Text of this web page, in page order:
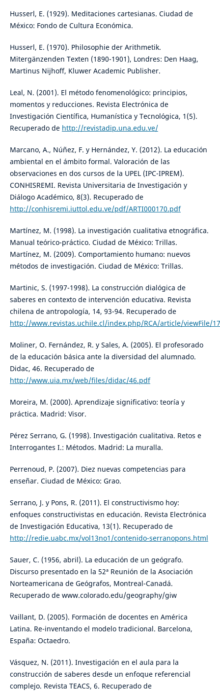
Husserl, E. (1929). Meditaciones cartesianas. Ciudad de
México: Fondo de Cultura Económica.
Husserl, E. (1970). Philosophie der Arithmetik.
Mitergänzenden Texten (1890-1901), Londres: Den Haag,
Martinus Nijhoff, Kluwer Academic Publisher.
Leal, N. (2001). El método fenomenológico: principios,
momentos y reducciones. Revista Electrónica de
Investigación Científica, Humanística y Tecnológica, 1(5).
Recuperado de http://revistadip.una.edu.ve/
Marcano, A., Núñez, F. y Hernández, Y. (2012). La educación
ambiental en el ámbito formal. Valoración de las
observaciones en dos cursos de la UPEL (IPC-IPREM).
CONHISREMI. Revista Universitaria de Investigación y
Diálogo Académico, 8(3). Recuperado de
http://conhisremi.iuttol.edu.ve/pdf/ARTI000170.pdf
Martínez, M. (1998). La investigación cualitativa etnográfica.
Manual teórico-práctico. Ciudad de México: Trillas.
Martínez, M. (2009). Comportamiento humano: nuevos
métodos de investigación. Ciudad de México: Trillas.
Martinic, S. (1997-1998). La construcción dialógica de
saberes en contexto de intervención educativa. Revista
chilena de antropología, 14, 93-94. Recuperado de
http://www.revistas.uchile.cl/index.php/RCA/article/viewFile/
Moliner, O. Fernández, R. y Sales, A. (2005). El profesorado
de la educación básica ante la diversidad del alumnado.
Didac, 46. Recuperado de
http://www.uia.mx/web/files/didac/46.pdf
Moreira, M. (2000). Aprendizaje significativo: teoría y
práctica. Madrid: Visor.
Pérez Serrano, G. (1998). Investigación cualitativa. Retos e
Interrogantes I.: Métodos. Madrid: La muralla.
Perrenoud, P. (2007). Diez nuevas competencias para
enseñar. Ciudad de México: Grao.
Serrano, J. y Pons, R. (2011). El constructivismo hoy:
enfoques constructivistas en educación. Revista Electrónica
de Investigación Educativa, 13(1). Recuperado de
http://redie.uabc.mx/vol13no1/contenido-serranopons.html
Sauer, C. (1956, abril). La educación de un geógrafo.
Discurso presentado en la 52ª Reunión de la Asociación
Norteamericana de Geógrafos, Montreal-Canadá.
Recuperado de www.colorado.edu/geography/giw
Vaillant, D. (2005). Formación de docentes en América
Latina. Re-inventando el modelo tradicional. Barcelona,
España: Octaedro.
Vásquez, N. (2011). Investigación en el aula para la
construcción de saberes desde un enfoque referencial
complejo. Revista TEACS, 6. Recuperado de